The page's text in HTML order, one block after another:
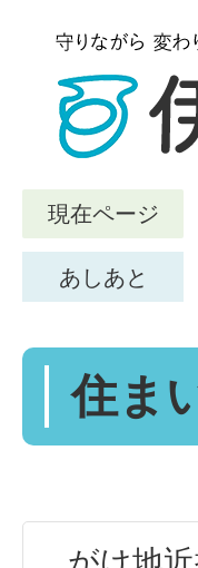
現在ページ
あしあと
住ま